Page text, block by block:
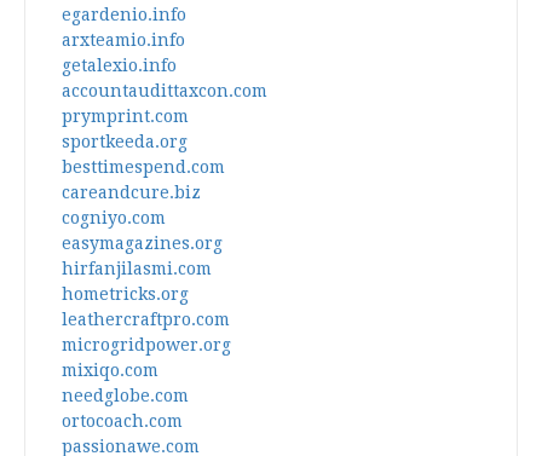
egardenio.info
arxteamio.info
getalexio.info
accountaudittaxcon.com
prymprint.com
sportkeeda.org
besttimespend.com
careandcure.biz
cogniyo.com
easymagazines.org
hirfanjilasmi.com
hometricks.org
leathercraftpro.com
microgridpower.org
mixiqo.com
needglobe.com
ortocoach.com
passionawe.com